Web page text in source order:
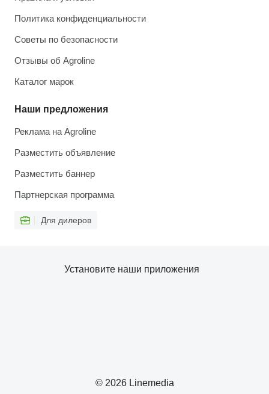
Политика конфиденциальности
Советы по безопасности
Отзывы об Agroline
Каталог марок
Наши предложения
Реклама на Agroline
Разместить объявление
Разместить баннер
Партнерская программа
Для дилеров
© 2026 Linemedia
Установите наши приложения